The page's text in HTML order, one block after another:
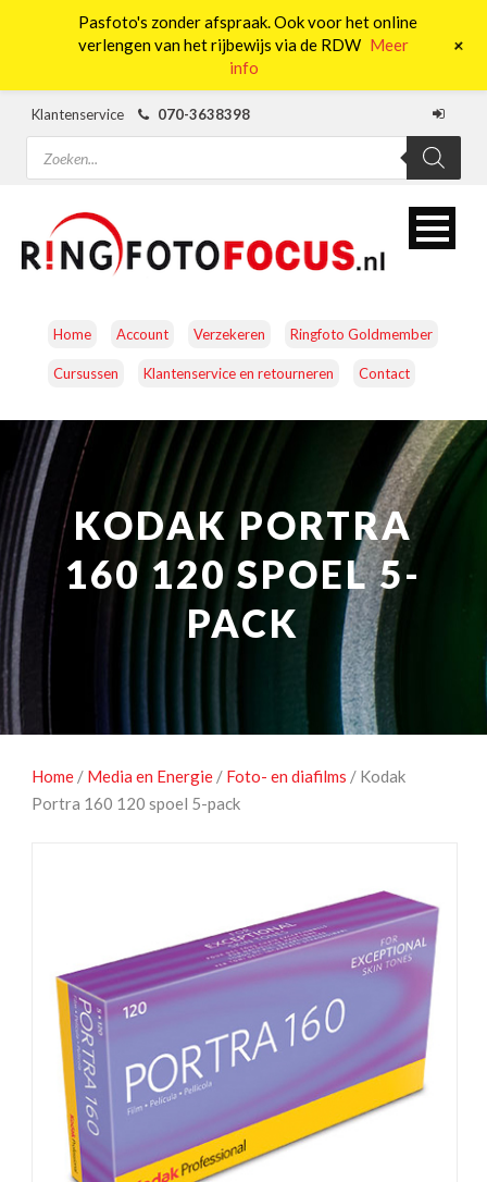
Klantenservice
070-3638398
Producten
zoeken
Home Account Verzekeren Ringfoto Goldmember
Cursussen Klantenservice en retourneren Contact
CAMERA’S OBJECTIEVEN ACCESSOIRES
NATUUROBSERVATIE MEDIA EN ENERGIE
STUDIOFOTOGRAFIE OCCASIONS
KODAK PORTRA
160 120 SPOEL 5-
PACK
Home / Media en Energie / Foto- en diafilms / Kodak
Portra 160 120 spoel 5-pack
Pasfoto's zonder afspraak. Ook voor het online
verlengen van het rijbewijs via de RDW Meer
info
+